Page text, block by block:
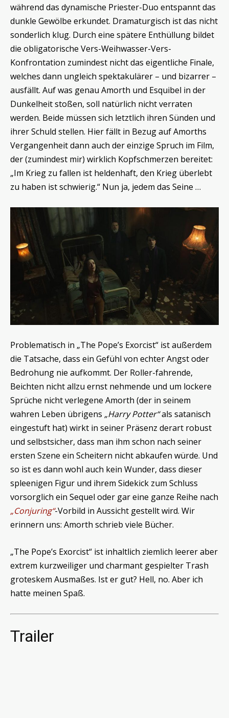
während das dynamische Priester-Duo entspannt das
dunkle Gewölbe erkundet. Dramaturgisch ist das nicht
sonderlich klug. Durch eine spätere Enthüllung bildet
die obligatorische Vers-Weihwasser-Vers-
Konfrontation zumindest nicht das eigentliche Finale,
welches dann ungleich spektakulärer – und bizarrer –
ausfällt. Auf was genau Amorth und Esquibel in der
Dunkelheit stoßen, soll natürlich nicht verraten
werden. Beide müssen sich letztlich ihren Sünden und
ihrer Schuld stellen. Hier fällt in Bezug auf Amorths
Vergangenheit dann auch der einzige Spruch im Film,
der (zumindest mir) wirklich Kopfschmerzen bereitet:
„Im Krieg zu fallen ist heldenhaft, den Krieg überlebt
zu haben ist schwierig.“ Nun ja, jedem das Seine …
Problematisch in „The Pope’s Exorcist“ ist außerdem
die Tatsache, dass ein Gefühl von echter Angst oder
Bedrohung nie aufkommt. Der Roller-fahrende,
Beichten nicht allzu ernst nehmende und um lockere
Sprüche nicht verlegene Amorth (der in seinem
wahren Leben übrigens „Harry Potter“als satanisch
eingestuft hat) wirkt in seiner Präsenz derart robust
und selbstsicher, dass man ihm schon nach seiner
ersten Szene ein Scheitern nicht abkaufen würde. Und
so ist es dann wohl auch kein Wunder, dass dieser
spleenigen Figur und ihrem Sidekick zum Schluss
vorsorglich ein Sequel oder gar eine ganze Reihe nach
„Conjuring“-Vorbild in Aussicht gestellt wird. Wir
erinnern uns: Amorth schrieb viele Bücher.
„The Pope’s Exorcist“ ist inhaltlich ziemlich leerer aber
extrem kurzweiliger und charmant gespielter Trash
groteskem Ausmaßes. Ist er gut? Hell, no. Aber ich
hatte meinen Spaß.
Trailer